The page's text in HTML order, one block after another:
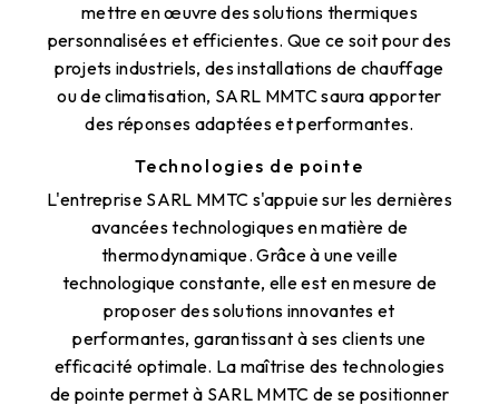
mettre en œuvre des solutions thermiques
personnalisées et efficientes. Que ce soit pour des
projets industriels, des installations de chauffage
ou de climatisation, SARL MMTC saura apporter
des réponses adaptées et performantes.
Technologies de pointe
L'entreprise SARL MMTC s'appuie sur les dernières
avancées technologiques en matière de
thermodynamique. Grâce à une veille
technologique constante, elle est en mesure de
proposer des solutions innovantes et
performantes, garantissant à ses clients une
efficacité optimale. La maîtrise des technologies
de pointe permet à SARL MMTC de se positionner